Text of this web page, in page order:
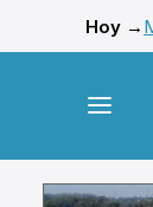
Hoy →